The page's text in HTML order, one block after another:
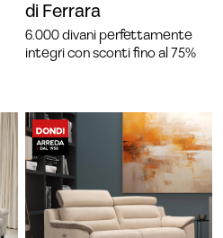
di Ferrara
6.000 divani perfettamente
integri con sconti fino al 75%